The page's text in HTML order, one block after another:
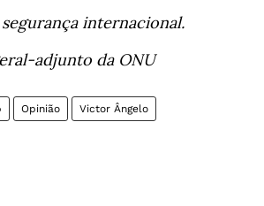
internacional.
adjunto da ONU
Opinião Victor Ângelo